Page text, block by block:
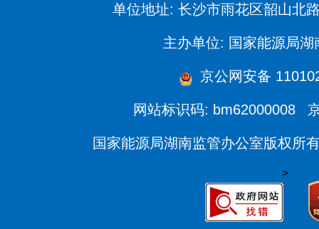
单位地址: 长沙市雨花区韶山北
主办单位: 国家能源局湖
京公网安备
网站标识码: bm62000008
国家能源局湖南监管办公室版权所
>